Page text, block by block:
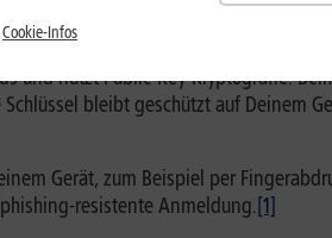
und nutzt Public-Key-Kryptografie:
bleibt geschützt auf Deinem
Gerät, zum Beispiel per
resistente Anmeldung.[1]
Cookie-Infos